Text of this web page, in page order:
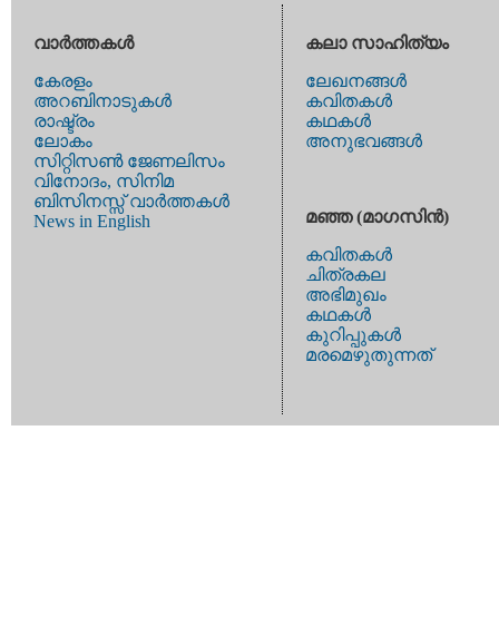
വാര്‍ത്തകള്‍
കേരളം
അറബിനാടുകള്‍
രാഷ്ട്രം
ലോകം
സിറ്റിസണ്‍ ജേണലിസം
വിനോദം, സിനിമ
ബിസിനസ്സ് വാര്‍ത്തകള്‍
News in English
കലാ സാഹിത്യം
ലേഖനങ്ങള്‍
കവിതകള്‍
കഥകള്‍
അനുഭവങ്ങള്‍
മഞ്ഞ (മാഗസിന്‍)
കവിതകള്‍
ചിത്രകല
അഭിമുഖം
കഥകള്‍
കുറിപ്പുകള്‍
മരമെഴുതുന്നത്